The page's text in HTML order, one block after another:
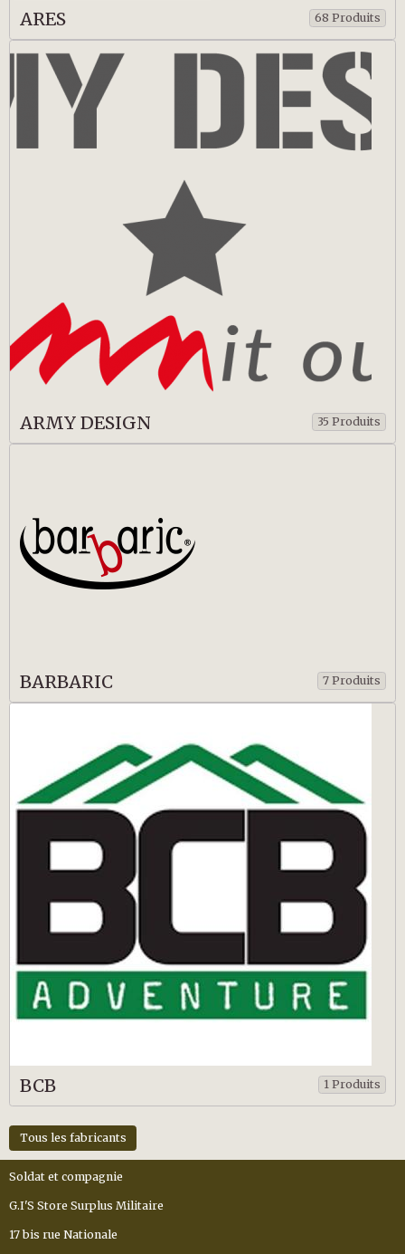
ARES 68 Produits
ARMY DESIGN 35 Produits
BARBARIC 7 Produits
BCB 1 Produits
Tous les fabricants
Soldat et compagnie
G.I'S Store Surplus Militaire
17 bis rue Nationale